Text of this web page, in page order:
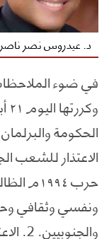
د. عيدروس نصر ناصر
الحكومة
حرب
ونفسي وثقافي